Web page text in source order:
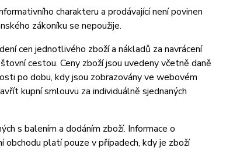
charakteru a prodávající není povinen
zákoníku se nepoužije.
cen jednotlivého zboží a nákladů za navrácení
cestou. Ceny zboží jsou uvedeny včetně daně
po dobu, kdy jsou zobrazovány ve webovém
kupní smlouvu za individuálně sjednaných
s balením a dodáním zboží. Informace o
obchodu platí pouze v případech, kdy je zboží